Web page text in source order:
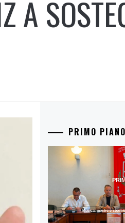
A
PRIMO PIANO
Musica, mostre e sport: